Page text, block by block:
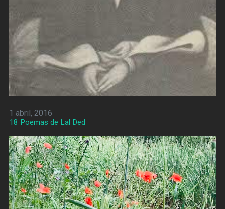
1 abril, 2016
18 Poemas de Lal Ded